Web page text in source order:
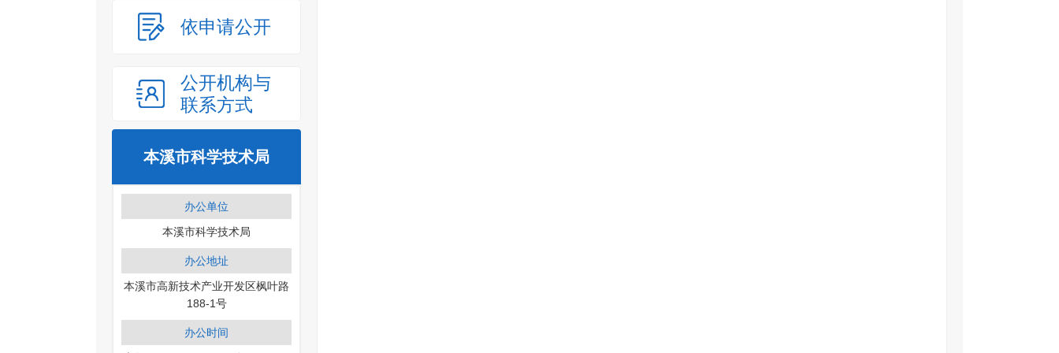
依申请公开
公开机构与
联系方式
本溪市科学技术局
办公单位
本溪市科学技术局
办公地址
本溪市高新技术产业开发区枫叶路
188-1号
办公时间